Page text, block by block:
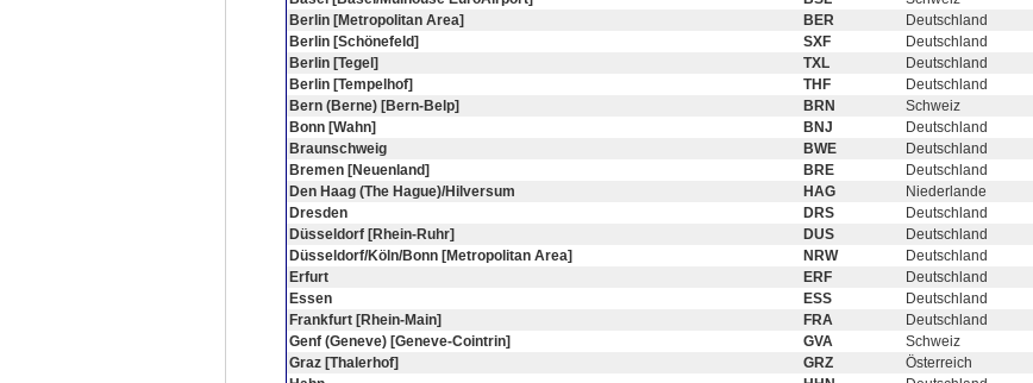
Berlin [Metropolitan Area]
BER
Deutschland
Berlin [Schönefeld]
SXF
Deutschland
Berlin [Tegel]
TXL
Deutschland
Berlin [Tempelhof]
THF
Deutschland
Bern (Berne) [Bern-Belp]
BRN
Schweiz
Bonn [Wahn]
BNJ
Deutschland
Braunschweig
BWE
Deutschland
Bremen [Neuenland]
BRE
Deutschland
Den Haag (The Hague)/Hilversum
HAG
Niederlande
Dresden
DRS
Deutschland
Düsseldorf [Rhein-Ruhr]
DUS
Deutschland
Düsseldorf/Köln/Bonn [Metropolitan Area]
NRW
Deutschland
Erfurt
ERF
Deutschland
Essen
ESS
Deutschland
Frankfurt [Rhein-Main]
FRA
Deutschland
Genf (Geneve) [Geneve-Cointrin]
GVA
Schweiz
Graz [Thalerhof]
GRZ
Österreich